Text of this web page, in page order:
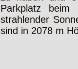
Parkplatz beim
strahlender
sind in 2078 m